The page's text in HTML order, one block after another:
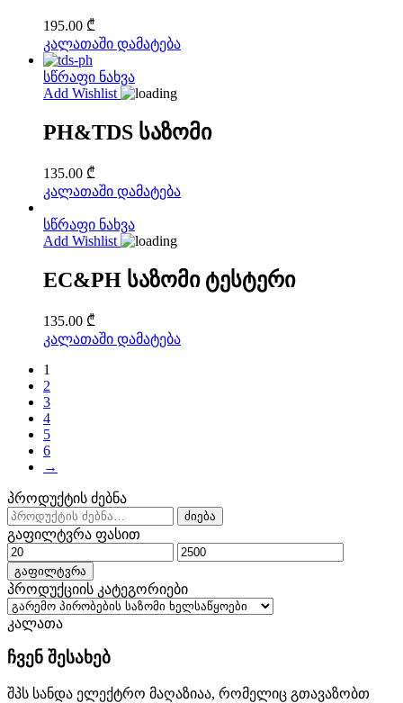
195.00 ₾
კალათაში დამატება
სწრაფი ნახვა
Add Wishlist
PH&TDS საზომი
135.00 ₾
კალათაში დამატება
სწრაფი ნახვა
Add Wishlist
EC&PH საზომი ტესტერი
135.00 ₾
კალათაში დამატება
1
2
3
4
5
6
→
პროდუქტის ძებნა
ძებნა:
ძიება
გაფილტვრა ფასით
მინიმალური
ფასი
მაქსიმალური
გაფილტვრა
პროდუქციის კატეგორიები
კალათა
ჩვენ შესახებ
შპს სანდა ელექტრო მაღაზიაა, რომელიც გთავაზობთ